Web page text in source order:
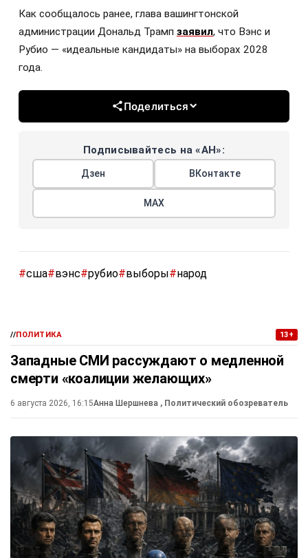
Как сообщалось ранее, глава вашингтонской
администрации Дональд Трамп заявил, что Вэнс и
Рубио — «идеальные кандидаты» на выборах 2028
года.
Поделиться
Подписывайтесь на «АН»:
Дзен ВКонтакте
МАХ
#сша#вэнс#рубио#выборы#народ
//ПОЛИТИКА 13+
Западные СМИ рассуждают о медленной
смерти «коалиции желающих»
6 августа 2026, 16:15Анна Шершнева , Политический обозреватель